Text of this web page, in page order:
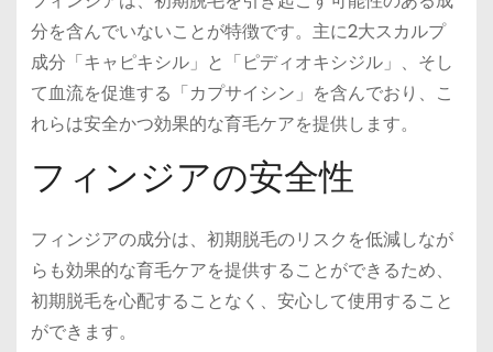
分を含んでいないことが特徴です。主に2大スカルプ
成分「キャピキシル」と「ピディオキシジル」、そし
て血流を促進する「カプサイシン」を含んでおり、こ
れらは安全かつ効果的な育毛ケアを提供します。
フィンジアの安全性
フィンジアの成分は、初期脱毛のリスクを低減しなが
らも効果的な育毛ケアを提供することができるため、
初期脱毛を心配することなく、安心して使用すること
ができます。